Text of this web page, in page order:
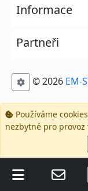
Informace
Partneři
© 2026 EM-
Používáme
nezbytné pro provoz